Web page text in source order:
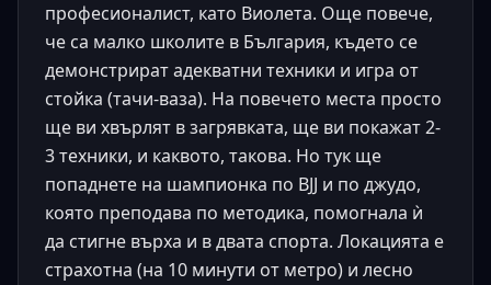
професионалист, като Виолета. Още повече,
че са малко школите в България, където се
демонстрират адекватни техники и игра от
стойка (тачи-ваза). На повечето места просто
ще ви хвърлят в загрявката, ще ви покажат 2-
3 техники, и каквото, такова. Но тук ще
попаднете на шампионка по BJJ и по джудо,
която преподава по методика, помогнала ѝ
да стигне върха и в двата спорта. Локацията е
страхотна (на 10 минути от метро) и лесно